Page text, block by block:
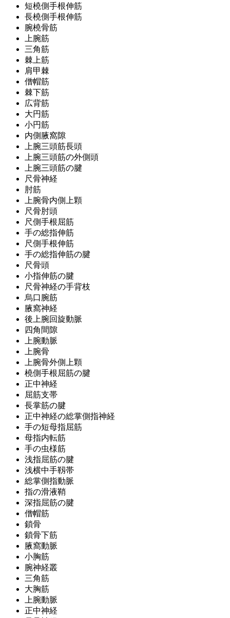
短橈側手根伸筋
長橈側手根伸筋
腕橈骨筋
上腕筋
三角筋
棘上筋
肩甲棘
僧帽筋
棘下筋
広背筋
大円筋
小円筋
内側腋窩隙
上腕三頭筋長頭
上腕三頭筋の外側頭
上腕三頭筋の腱
尺骨神経
肘筋
上腕骨内側上顆
尺骨肘頭
尺側手根屈筋
手の総指伸筋
尺側手根伸筋
手の総指伸筋の腱
尺骨頭
小指伸筋の腱
尺骨神経の手背枝
烏口腕筋
腋窩神経
後上腕回旋動脈
四角間隙
上腕動脈
上腕骨
上腕骨外側上顆
橈側手根屈筋の腱
正中神経
屈筋支帯
長掌筋の腱
正中神経の総掌側指神経
手の短母指屈筋
母指内転筋
手の虫様筋
浅指屈筋の腱
浅横中手靱帯
総掌側指動脈
指の滑液鞘
深指屈筋の腱
僧帽筋
鎖骨
鎖骨下筋
腋窩動脈
小胸筋
腕神経叢
三角筋
大胸筋
上腕動脈
正中神経